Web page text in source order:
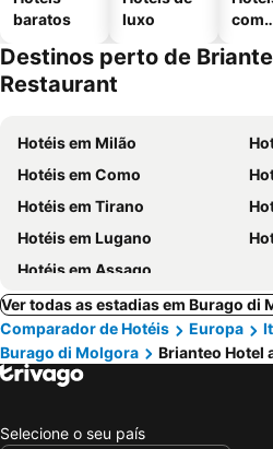
baratos
luxo
com
Destinos perto de
Restaurant
Hotéis em Milão
Hotéis em Como
Hotéis em Tirano
Hotéis em Lugano
Hotéis em Assago
Ver todas as estadias em Burago di
Comparador de Hotéis
Europa
Burago di Molgora
Brianteo Hotel
Selecione o seu país